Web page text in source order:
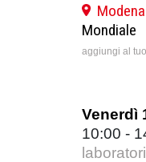
Modena
Mondiale
aggiungi al
Venerdì
10:00 -